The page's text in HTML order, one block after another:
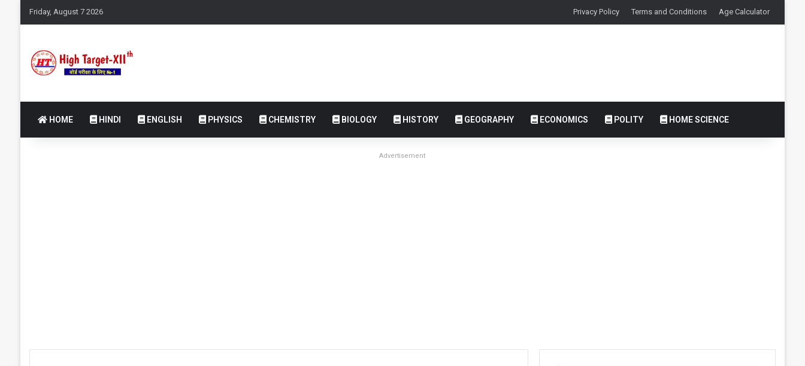
Friday, August 7 2026 Privacy Policy Terms and Conditions Age Calculator
HOME HINDI ENGLISH PHYSICS CHEMISTRY BIOLOGY HISTORY GEOGRAPHY ECONOMICS POLITY HOME SCIENCE
Advertisement